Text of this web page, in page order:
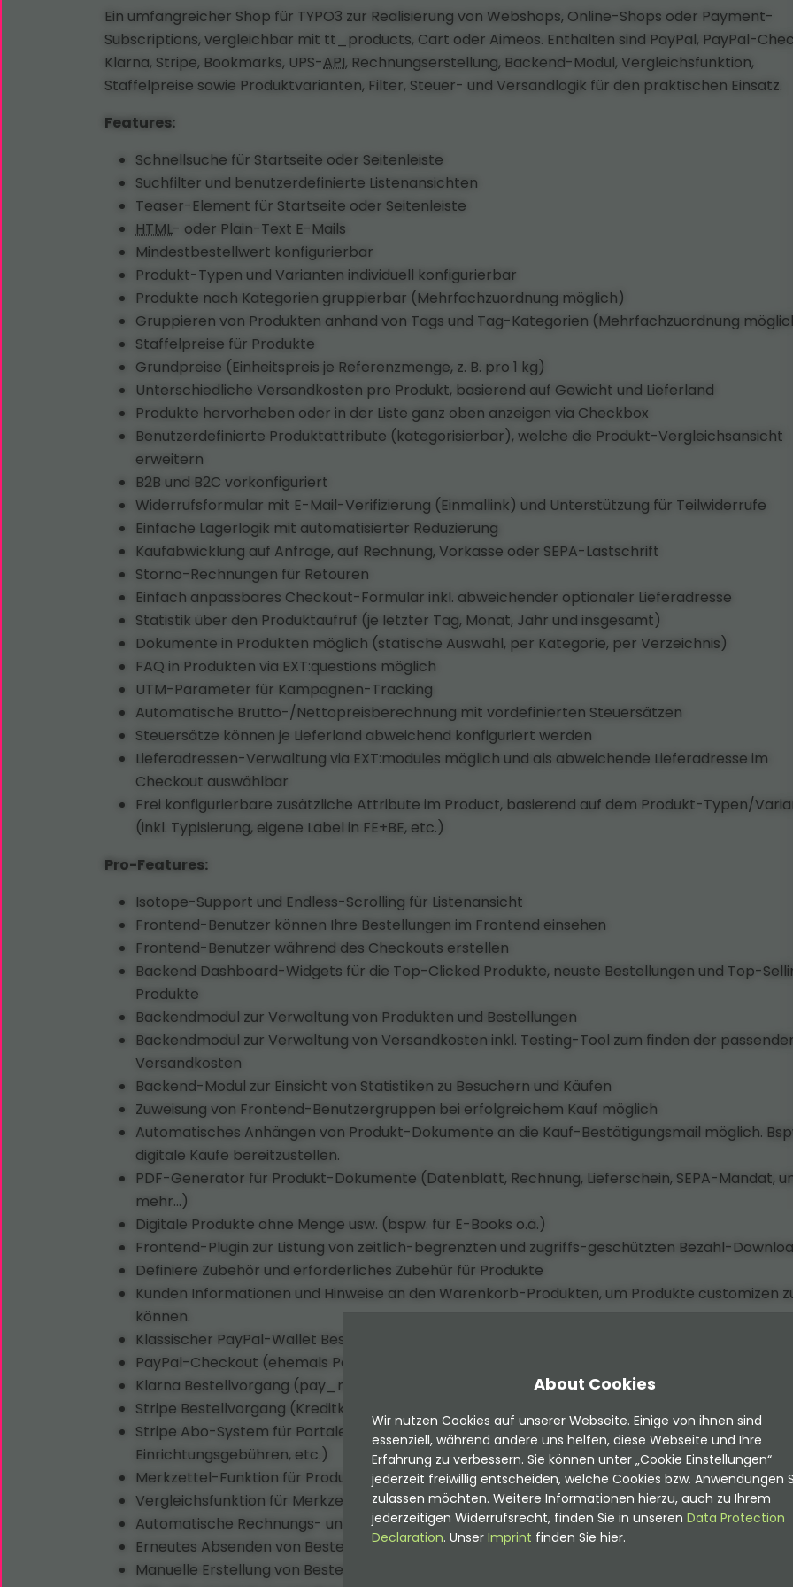
Ein umfangreicher Shop für TYPO3 zur Realisierung von Webshops, Online-Shops oder Payment-
Subscriptions, vergleichbar mit tt_products, Cart oder Aimeos. Enthalten sind PayPal, PayPal-
Klarna, Stripe, Bookmarks, UPS-API, Rechnungs­erstellung, Backend-Modul, Vergleichsfunktion,
Staffelpreise sowie Produktvarianten, Filter, Steuer- und Versandlogik für den praktischen Einsatz.
Features:
Schnellsuche für Startseite oder Seitenleiste
Suchfilter und benutzerdefinierte Listenansichten
Teaser-Element für Startseite oder Seitenleiste
HTML- oder Plain-Text E-Mails
Mindestbestellwert konfigurierbar
Produkt-Typen und Varianten individuell konfigurierbar
Produkte nach Kategorien gruppierbar (Mehrfachzuordnung möglich)
Gruppieren von Produkten anhand von Tags und Tag-Kategorien (Mehrfachzuordnung
Staffelpreise für Produkte
Grundpreise (Einheitspreis je Referenzmenge, z. B. pro 1 kg)
Unterschiedliche Versandkosten pro Produkt, basierend auf Gewicht und Lieferland
Produkte hervorheben oder in der Liste ganz oben anzeigen via Checkbox
Benutzerdefinierte Produktattribute (kategorisierbar), welche die Produkt-Vergleichsansicht
erweitern
B2B und B2C vorkonfiguriert
Widerrufsformular mit E-Mail-Verifizierung (Einmallink) und Unterstützung für Teilwiderrufe
Einfache Lagerlogik mit automatisierter Reduzierung
Kaufabwicklung auf Anfrage, auf Rechnung, Vorkasse oder SEPA-Lastschrift
Storno-Rechnungen für Retouren
Einfach anpassbares Checkout-Formular inkl. abweichender optionaler Lieferadresse
Statistik über den Produktaufruf (je letzter Tag, Monat, Jahr und insgesamt)
Dokumente in Produkten möglich (statische Auswahl, per Kategorie, per Verzeichnis)
FAQ in Produkten via EXT:questions möglich
UTM-Parameter für Kampagnen-Tracking
Automatische Brutto-/Nettopreisberechnung mit vordefinierten Steuersätzen
Steuersätze können je Lieferland abweichend konfiguriert werden
Lieferadressen-Verwaltung via EXT:modules möglich und als abweichende Lieferadresse im
Checkout auswählbar
Frei konfigurierbare zusätzliche Attribute im Product, basierend auf dem Produkt-Typen/
(inkl. Typisierung, eigene Label in FE+BE, etc.)
Pro-Features:
Isotope-Support und Endless-Scrolling für Listenansicht
Frontend-Benutzer können Ihre Bestellungen im Frontend einsehen
Frontend-Benutzer während des Checkouts erstellen
Backend Dashboard-Widgets für die Top-Clicked Produkte, neuste Bestellungen und Top-
Produkte
Backendmodul zur Verwaltung von Produkten und Bestellungen
Backendmodul zur Verwaltung von Versandkosten inkl. Testing-Tool zum finden der
Versandkosten
Backend-Modul zur Einsicht von Statistiken zu Besuchern und Käufen
Zuweisung von Frontend-Benutzergruppen bei erfolgreichem Kauf möglich
Automatisches Anhängen von Produkt-Dokumente an die Kauf-Bestätigungsmail möglich.
digitale Käufe bereitzustellen.
PDF-Generator für Produkt-Dokumente (Datenblatt, Rechnung, Lieferschein, SEPA-Mandat,
mehr…)
Digitale Produkte ohne Menge usw. (bspw. für E-Books o.ä.)
Frontend-Plugin zur Listung von zeitlich-begrenzten und zugriffs-geschützten Bezahl-
Definiere Zubehör und erforderliches Zubehür für Produkte
Kunden Informationen und Hinweise an den Warenkorb-Produkten, um Produkte customizen
können.
Klassischer PayPal-Wallet Bestellvorgang
PayPal-Checkout (ehemals PayPal-Plus) Bestellvorgang
Klarna Bestellvorgang (pay_now Klarna Payments)
Stripe Bestellvorgang (Kreditkarte)
Stripe Abo-System für Portale mit wiederkehrenden Zahlungen (inkl. Testzeiträume,
Einrichtungsgebühren, etc.)
Merkzettel-Funktion für Produkte
Vergleichsfunktion für Merkzettel-Produkte
Automatische Rechnungs- und Lieferschein-Generierung
Erneutes Absenden von Bestellmails inkl. Rechnungs-PDF für Backend-Benutzer
Manuelle Erstellung von Bestellungen im Backendmodul
About Cookies
Wir nutzen Cookies auf unserer Webseite. Einige von ihnen sind
essenziell, während andere uns helfen, diese Webseite und Ihre
Erfahrung zu verbessern. Sie können unter „Cookie Einstellungen“
jederzeit freiwillig entscheiden, welche Cookies bzw. Anwendungen
zulassen möchten. Weitere Informationen hierzu, auch zu Ihrem
jederzeitigen Widerrufsrecht, finden Sie in unseren Data Protection
Declaration. Unser Imprint finden Sie hier.